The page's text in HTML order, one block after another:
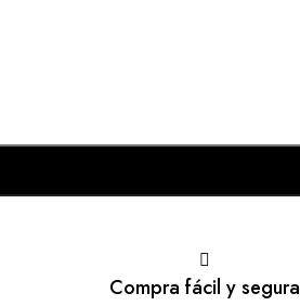
Compra fácil y segura